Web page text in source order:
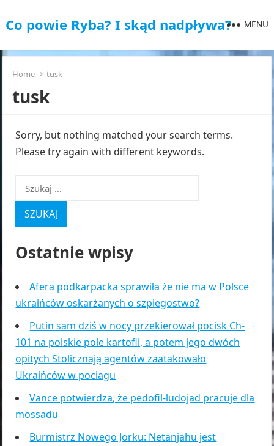
Co powie Ryba? I skąd nadpływa? MENU
Home tusk
tusk
Sorry, but nothing matched your search terms.
Please try again with different keywords.
Szukaj:
Ostatnie wpisy
Afera podkarpacka sprawiła że nie ma w Polsce
ukraińców oskarżanych o szpiegostwo?
Putin sam dziś w nocy przekierował pocisk Ch-
101 na polskie pole kartofli, a potem jego dwóch
opitych Stolicznają agentów zaatakowało
Ukraińców w pociagu
Vance potwierdza, że pedofil-ludojad pracuje dla
mossadu
Burmistrz Nowego Jorku: Netanjahu jest